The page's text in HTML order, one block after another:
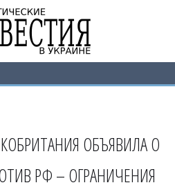
ОБЪЯВИЛА О
РФ – ОГРАНИЧЕНИЯ